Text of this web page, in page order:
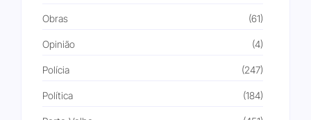
Obras (61)
Opinião (4)
Polícia (247)
Política (184)